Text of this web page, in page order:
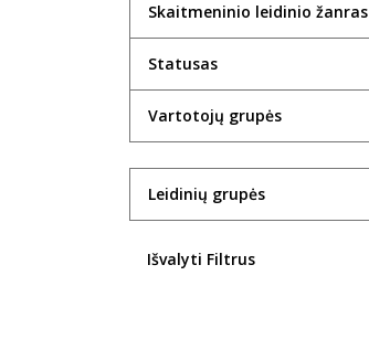
Skaitmeninio leidinio žanras
Statusas
Vartotojų grupės
Leidinių grupės
Išvalyti Filtrus